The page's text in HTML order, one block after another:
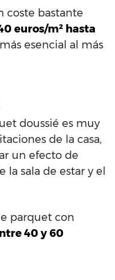
coste bastante
euros/m² hasta
esencial al más
doussié es muy
de la casa,
un efecto de
la sala de estar y el
parquet con
40 y 60